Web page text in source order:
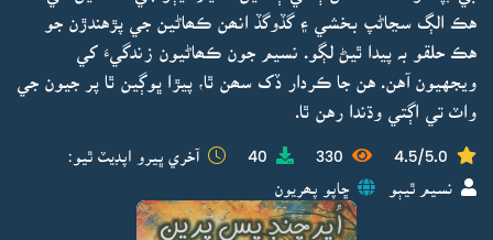
هڪ الڳ سڃاڻپ بخشي ۽ گڏوگڏ انھن ڪھاڻين جي پڙهندڙن جو
هڪ حلقو بہ پيدا ٿيڻ لڳو. نسيم جون ڪھاڻيون زندگيءَ کي
ويجهيون آهن. هن جا ڪردار ڏک سھن ٿا، پيڙا ڀوڳين ٿا پر جيون جي
واٽ تي اڳتي وڌندا رهن ٿا.
4.5/5.0
330
40 آخري ڀيرو اپڊيٽ ٿيو:
نسيم ٿيٻو ڇاپو پھريون